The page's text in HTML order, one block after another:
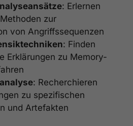
: Erlernen
zur
von Angriffssequenzen
: Finden
Erklärungen zu Memory-
: Recherchieren
zu spezifischen
und Artefakten